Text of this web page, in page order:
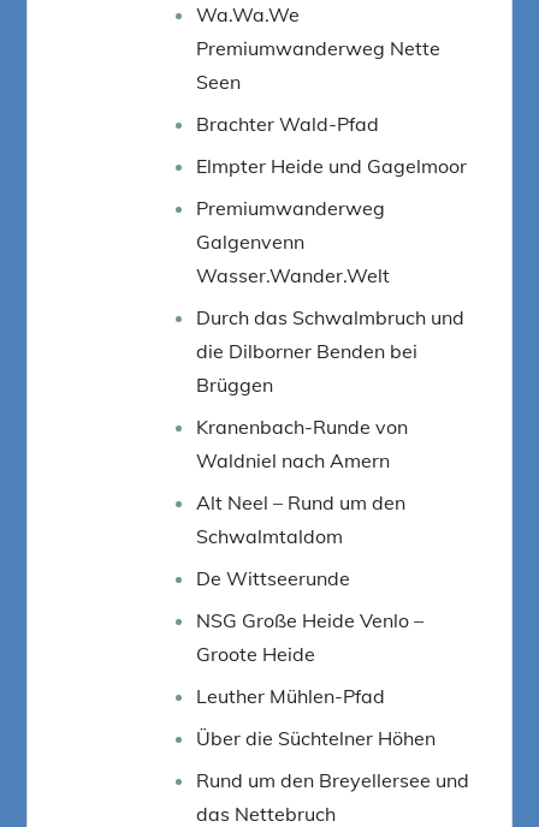
Wa.Wa.We
Premiumwanderweg Nette
Seen
Brachter Wald-Pfad
Elmpter Heide und Gagelmoor
Premiumwanderweg
Galgenvenn
Wasser.Wander.Welt
Durch das Schwalmbruch und
die Dilborner Benden bei
Brüggen
Kranenbach-Runde von
Waldniel nach Amern
Alt Neel – Rund um den
Schwalmtaldom
De Wittseerunde
NSG Große Heide Venlo –
Groote Heide
Leuther Mühlen-Pfad
Über die Süchtelner Höhen
Rund um den Breyellersee und
das Nettebruch